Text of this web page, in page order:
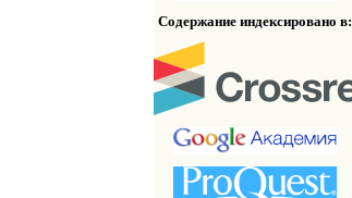
Содержание индексировано в: